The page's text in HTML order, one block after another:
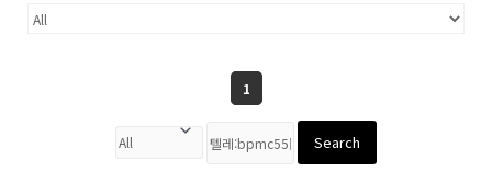
1
Search